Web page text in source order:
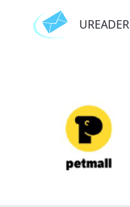
UREADER